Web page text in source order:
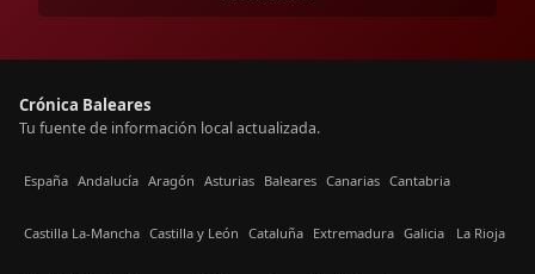
Crónica Baleares
Tu fuente de información local actualizada.
España Andalucía Aragón Asturias Baleares Canarias Cantabria
Castilla La-Mancha Castilla y León Cataluña Extremadura Galicia La Rioja